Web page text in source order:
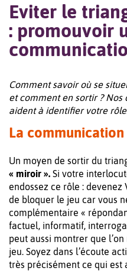
Eviter le
: promouvoir
Comment savoir où se
et comment en sortir ?
aident à identifier votre
La
Un moyen de sortir du
« miroir ». Si votre
endossez ce rôle : devenez
de bloquer le jeu car vous
complémentaire «
factuel, informatif,
peut aussi montrer que
jeu. Soyez dans l’écoute
très précisément ce qui est